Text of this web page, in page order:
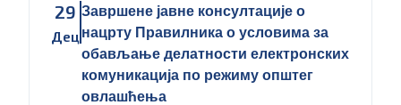
29
Дец
Завршене јавне консултације о
нацрту Правилника о условима за
обављање делатности електронских
комуникација по режиму општег
овлашћења